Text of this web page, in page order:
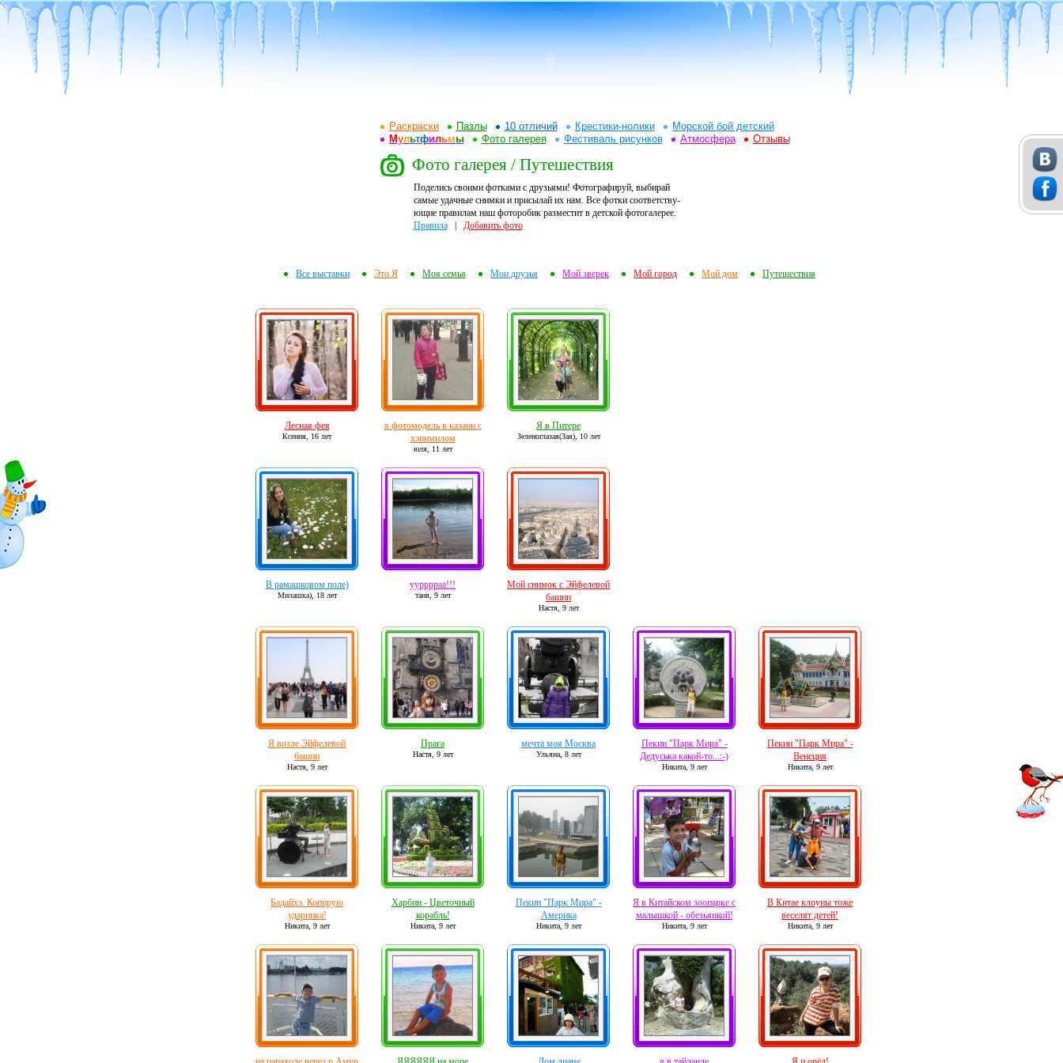
Раскраски Пазлы 10 отличий Крестики-нолики
Морской бой детский
Мультфильмы Фото галерея Фестиваль рисунков Атмосфера Отзывы
Фото галерея / Путешествия
Поделись своими фотками с друзьями! Фотографируй, выбирай
самые удачные снимки и присылай их нам. Все фотки соответству-
ющие правилам наш фоторобик разместит в детской фотогалерее.
Правила| Добавить фото
Все выставки Это Я Моя семья Мои друзья Мой зверек Мой город Мой дом Путешествия
Лесная фея
Ксения, 16 лет
я фотомодель в казани с
хэпимилом
юля, 11 лет
Я в Питере
Зеленоглазая(Зая), 10 лет
В рамашковом поле)
Милашка), 18 лет
уурррраа!!!
таня, 9 лет
Мой снимок с Эйфелевой
башни
Настя, 9 лет
Я возле Эйфелевой
башни
Настя, 9 лет
Прага
Настя, 9 лет
мечта моя Москва
Ульяна, 8 лет
Пекин "Парк Мира" -
Дедуська какой-то...:-)
Никита, 9 лет
Пекин "Парк Мира" -
Венеция
Никита, 9 лет
Бадайхэ. Копирую
ударника!
Никита, 9 лет
Харбин - Цветочный
корабль!
Никита, 9 лет
Пекин "Парк Мира" -
Америка
Никита, 9 лет
Я в Китайском зоопарке с
малышкой - обезьянкой!
Никита, 9 лет
В Китае клоуны тоже
веселят детей!
Никита, 9 лет